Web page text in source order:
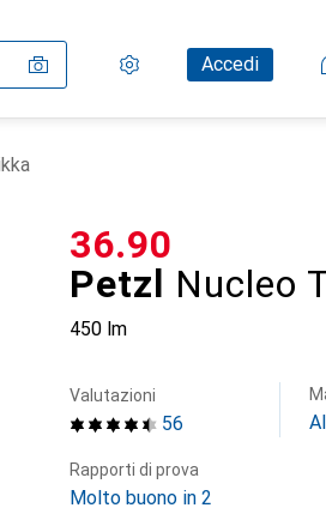
Impostazioni
Conto clienteAccedi
Liste di confronto
Liste dei desideri
Carrello
Petzl Nucleo
450 lm
CHF
36.90
56
Valutazioni
Rapporti di prova
Molto buono in 2